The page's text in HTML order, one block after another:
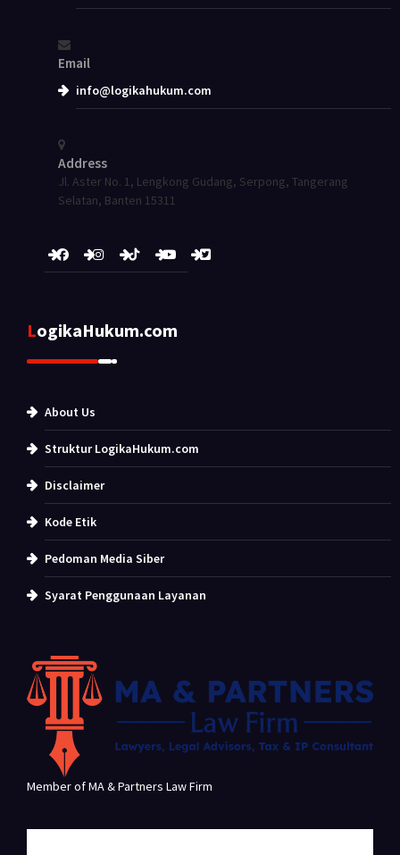
Email
info@logikahukum.com
Address
Jl. Aster No. 1, Lengkong Gudang, Serpong, Tangerang
Selatan, Banten 15311
LogikaHukum.com
About Us
Struktur LogikaHukum.com
Disclaimer
Kode Etik
Pedoman Media Siber
Syarat Penggunaan Layanan
Member of MA & Partners Law Firm